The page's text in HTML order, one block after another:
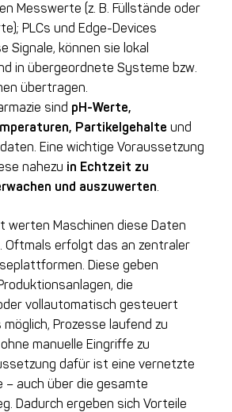
Messwerte (z. B. Füllstände oder
PLCs und Edge-Devices
Signale, können sie lokal
in übergeordnete Systeme bzw.
übertragen.
sind pH-Werte,
Partikelgehalte und
Eine wichtige Voraussetzung
nahezu in Echtzeit zu
und auszuwerten.
werten Maschinen diese Daten
Oftmals erfolgt das an zentraler
Diese geben
die
vollautomatisch gesteuert
Prozesse laufend zu
manuelle Eingriffe zu
dafür ist eine vernetzte
auch über die gesamte
Dadurch ergeben sich Vorteile